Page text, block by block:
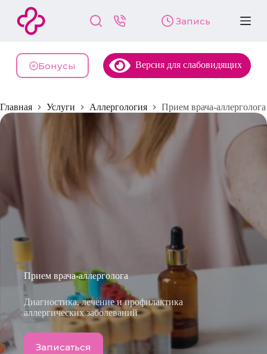
й
и
у
Запись
Бонусы Версия для слабовидящих
Главная Услуги Аллергология Прием врача-аллерголога
Прием врача-аллерголога
Диагностика, лечение и профилактика
аллергических заболеваний
Записаться